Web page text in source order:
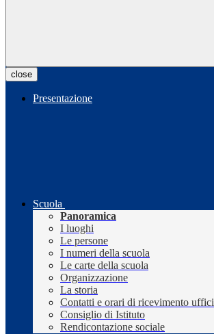
close
Presentazione
Scuola
Panoramica
I luoghi
Le persone
I numeri della scuola
Le carte della scuola
Organizzazione
La storia
Contatti e orari di ricevimento uffici
Consiglio di Istituto
Rendicontazione sociale